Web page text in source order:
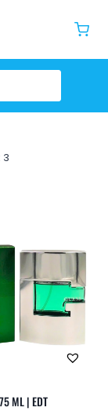
3
ML | EDT